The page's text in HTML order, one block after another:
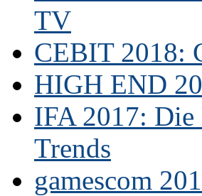
TV
CEBIT 2018:
HIGH END
IFA 2017: Die
Trends
gamescom